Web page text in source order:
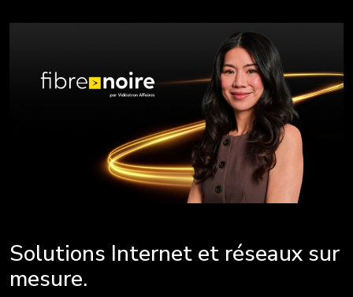
Solutions Internet et réseaux sur
mesure.